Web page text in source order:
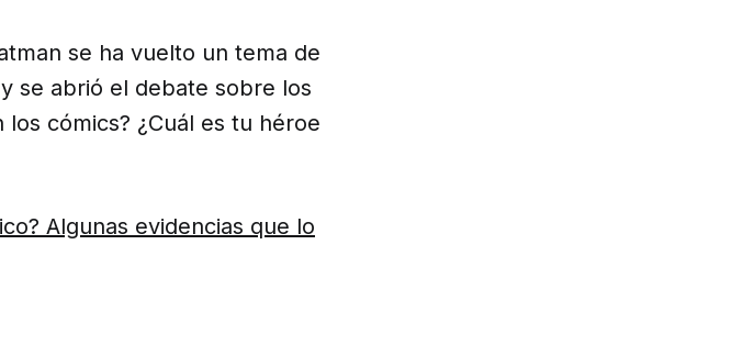
se ha vuelto un tema de
se abrió el debate sobre los
cómics? ¿Cuál es tu héroe
Algunas evidencias que lo